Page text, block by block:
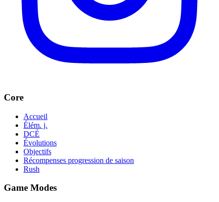
Core
Accueil
Élém. j.
DCÉ
Évolutions
Objectifs
Récompenses progression de saison
Rush
Game Modes